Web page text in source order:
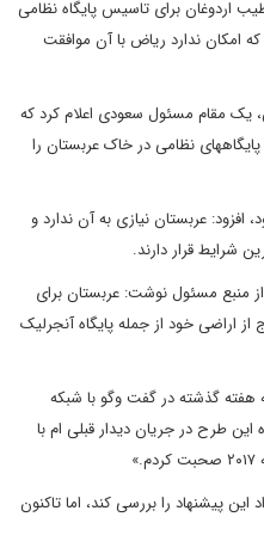
اردوغان برای تاسیس پایگاه نظامی
که امکان ندارد ریاض با آن موافقت
یک مقام مسئول سعودی اعلام کرد که
ریاض امکان ندارد به ترکیه اجازه تاسیس پایگاه‎های نظامی در خاک عربستان را
عربستان نیازی به آن ندارد و
شرایط قرار دارند.
منبع مسئول نوشت: عربستان برای
از اراضی خود از جمله پایگاه آنجرلیک
گذشته در گفت وگو با شبکه
این طرح در جریان دیدار قبلی ام با
پیشنهاد را بررسی کند، اما تاکنون